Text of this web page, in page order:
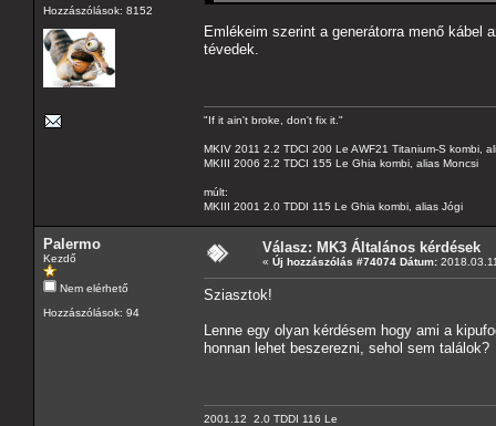
Hozzászólások: 8152
Emlékeim szerint a generátorra menő kábel
tévedek.
"If it ain't broke, don't fix it."
MKIV 2011 2.2 TDCI 200 Le AWF21 Titanium-S kombi,
MKIII 2006 2.2 TDCI 155 Le Ghia kombi, alias Moncsi
múlt:
MKIII 2001 2.0 TDDI 115 Le Ghia kombi, alias Jógi
Palermo
Kezdő
Nem elérhető
Hozzászólások: 94
Válasz: MK3 Általános kérdések
« Új hozzászólás #74074 Dátum:
Sziasztok!
Lenne egy olyan kérdésem hogy ami a
honnan lehet beszerezni, sehol sem találok?
2001.12 2.0 TDDI 116 Le